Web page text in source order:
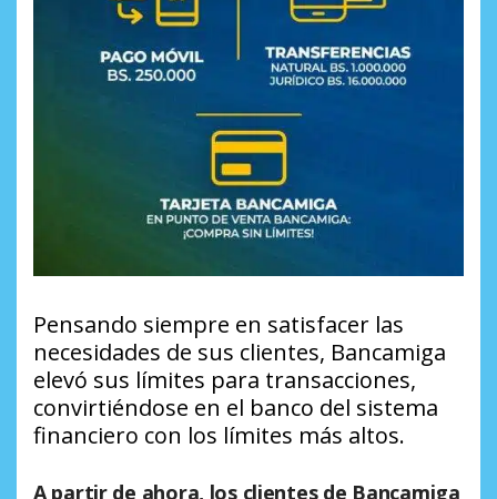
Pensando siempre en satisfacer las
necesidades de sus clientes, Bancamiga
elevó sus límites para transacciones,
convirtiéndose en el banco del sistema
financiero con los límites más altos.
A partir de ahora, los clientes de Bancamiga